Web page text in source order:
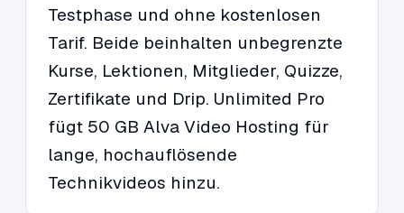
Testphase und ohne kostenlosen
Tarif. Beide beinhalten unbegrenzte
Kurse, Lektionen, Mitglieder, Quizze,
Zertifikate und Drip. Unlimited Pro
fügt 50 GB Alva Video Hosting für
lange, hochauflösende
Technikvideos hinzu.